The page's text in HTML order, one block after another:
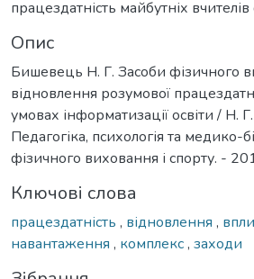
працездатність майбутніх
Опис
Бишевець Н. Г. Засоби фізичного
відновлення розумової
умовах інформатизації освіти / Н.
Педагогіка, психологія та медико-
фізичного виховання і спорту. -
Ключові слова
працездатність , відновлення ,
навантаження , комплекс, заходи